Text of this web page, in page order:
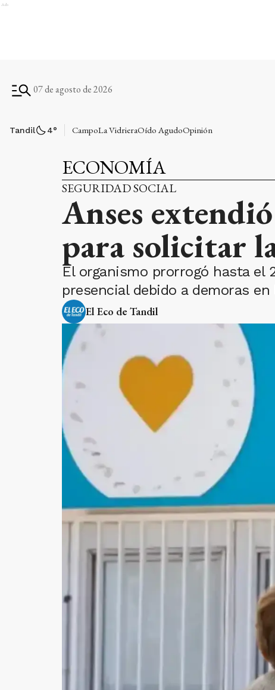
Ads
07 de agosto de 2026
Tandil 4° CampoLa VidrieraOído AgudoOpinión
ECONOMÍA
SEGURIDAD SOCIAL
Anses
para solicitar
El organismo prorrogó hasta el
presencial debido a demoras
El Eco de Tandil